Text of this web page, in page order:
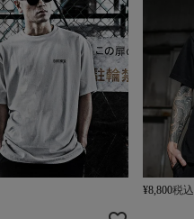
¥8,800税込